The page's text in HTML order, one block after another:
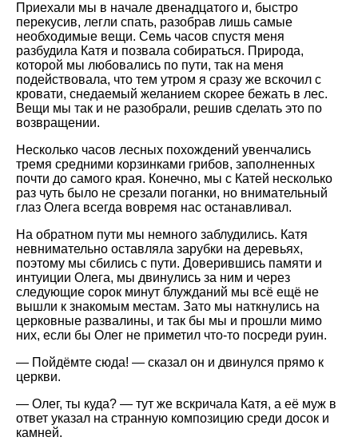
Приехали мы в начале двенадцатого и, быстро
перекусив, легли спать, разобрав лишь самые
необходимые вещи. Семь часов спустя меня
разбудила Катя и позвала собираться. Природа,
которой мы любовались по пути, так на меня
подействовала, что тем утром я сразу же вскочил с
кровати, снедаемый желанием скорее бежать в лес.
Вещи мы так и не разобрали, решив сделать это по
возвращении.
Несколько часов лесных похождений увенчались
тремя средними корзинками грибов, заполненных
почти до самого края. Конечно, мы с Катей несколько
раз чуть было не срезали поганки, но внимательный
глаз Олега всегда вовремя нас останавливал.
На обратном пути мы немного заблудились. Катя
невнимательно оставляла зарубки на деревьях,
поэтому мы сбились с пути. Доверившись памяти и
интуиции Олега, мы двинулись за ним и через
следующие сорок минут блужданий мы всё ещё не
вышли к знакомым местам. Зато мы наткнулись на
церковные развалины, и так бы мы и прошли мимо
них, если бы Олег не приметил что-то посреди руин.
— Пойдёмте сюда! — сказал он и двинулся прямо к
церкви.
— Олег, ты куда? — тут же вскричала Катя, а её муж в
ответ указал на странную композицию среди досок и
камней.